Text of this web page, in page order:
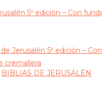
BIBLIAS DE JERUSALÉN